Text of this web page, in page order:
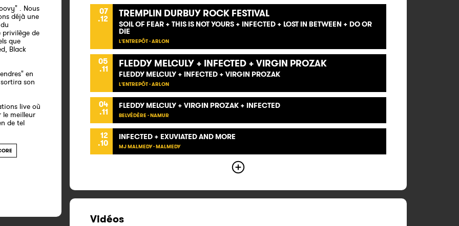
. Nous
déjà une
privilège de
que
Black
en
son
live où
le meilleur
de tel
07
.12 TREMPLIN DURBUY ROCK FESTIVAL
SOIL OF FEAR + THIS IS NOT YOURS + INFECTED + LOST IN BETWEEN + DO OR
DIE
L'ENTREPÔT - ARLON
05
.11 FLEDDY MELCULY + INFECTED + VIRGIN PROZAK
FLEDDY MELCULY + INFECTED + VIRGIN PROZAK
L'ENTREPÔT - ARLON
04
.11
FLEDDY MELCULY + VIRGIN PROZAK + INFECTED
BELVÉDÈRE - NAMUR
12
.10
INFECTED + EXUVIATED AND MORE
MJ MALMEDY - MALMEDY
Vidéos